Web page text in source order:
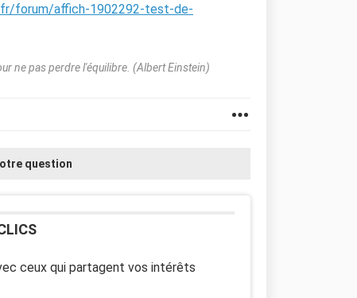
forum/affich-1902292-test-de-
ne pas perdre l'équilibre. (Albert Einstein)
question
ceux qui partagent vos intérêts